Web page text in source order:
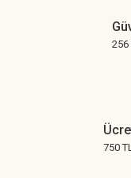
256
750